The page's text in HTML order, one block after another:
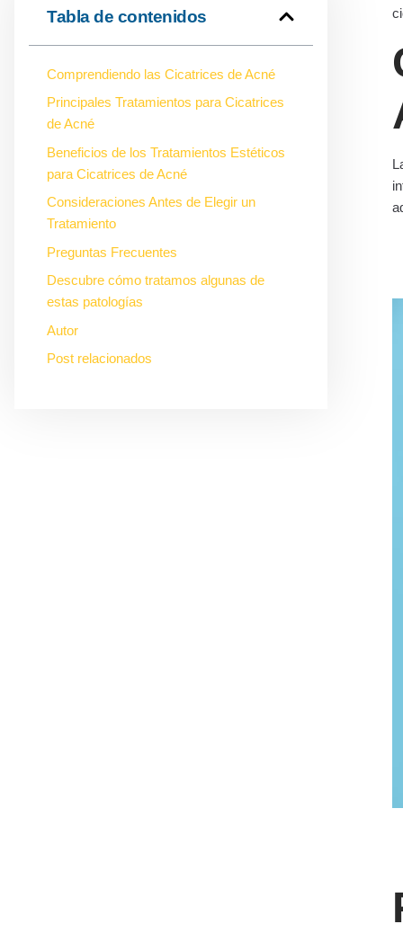
Tabla de contenidos
Comprendiendo las Cicatrices de Acné
Principales Tratamientos para Cicatrices
de Acné
Beneficios de los Tratamientos Estéticos
para Cicatrices de Acné
Consideraciones Antes de Elegir un
Tratamiento
Preguntas Frecuentes
Descubre cómo tratamos algunas de
estas patologías
Autor
Post relacionados